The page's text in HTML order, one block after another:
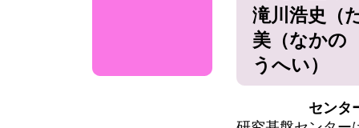
滝川浩史（
美（なか
うへい）
セン